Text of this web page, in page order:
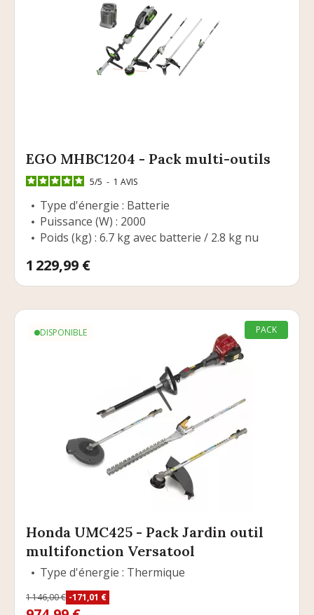
EGO MHBC1204 - Pack multi-outils
5/5 - 1 AVIS
Type d'énergie : Batterie
Puissance (W) : 2000
Poids (kg) : 6.7 kg avec batterie / 2.8 kg nu
Prix
1 229,99 €
DISPONIBLE PACK
Honda UMC425 - Pack Jardin outil
multifonction Versatool
Type d'énergie : Thermique
Prix de base
1 146,00 € -171,01 €
Prix